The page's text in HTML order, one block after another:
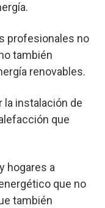
profesionales no
también
renovables.
la instalación de
que
hogares a
que no
también